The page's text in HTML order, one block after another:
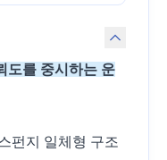
도를 중시하는 운
펀지 일체형 구조